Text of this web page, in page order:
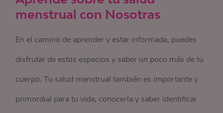
menstrual con Nosotras
En el camino de aprender y estar informada, puedes
disfrutar de estos espacios y saber un poco más de tu
cuerpo. Tu salud menstrual también es importante y
primordial para tu vida, conocerla y saber identificar